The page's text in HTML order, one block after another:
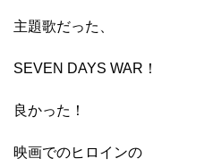
主題歌だった、
SEVEN DAYS WAR！
良かった！
映画でのヒロインの